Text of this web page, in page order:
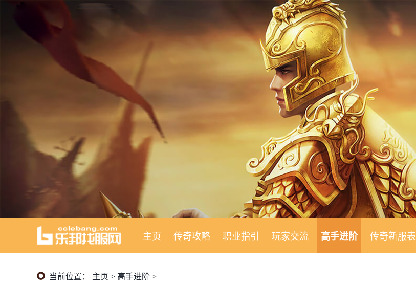
主页 传奇攻略 职业指引 玩家交流 高手进阶 传奇新服表
当前位置： 主页 > 高手进阶 >